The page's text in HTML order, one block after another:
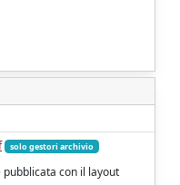
solo gestori archivio
con il layout